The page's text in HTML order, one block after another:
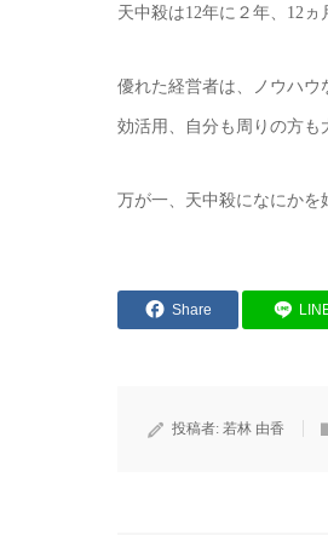
天中殺は12年に２年、12ヵ
優れた経営者は、ノウハ
効活用、自分も周りの方も
万が一、天中殺になにかを
Share
投稿者: 若林 由香